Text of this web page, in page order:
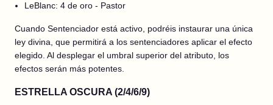
LeBlanc: 4 de oro - Pastor
Cuando Sentenciador está activo, podréis instaurar una única
ley divina, que permitirá a los sentenciadores aplicar el efecto
elegido. Al desplegar el umbral superior del atributo, los
efectos serán más potentes.
ESTRELLA OSCURA (2/4/6/9)